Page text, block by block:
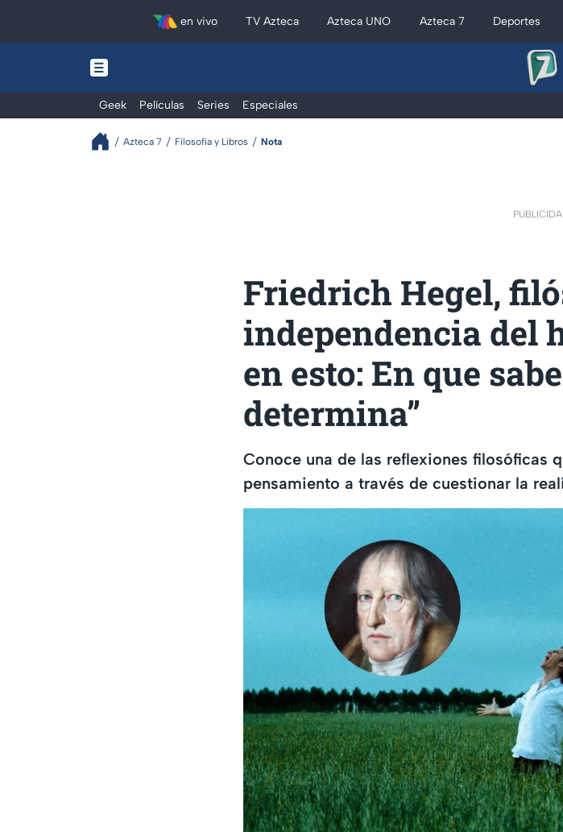
en vivo TV Azteca Azteca UNO Azteca 7 Deportes
Geek Películas Series Especiales
Azteca 7 Filosofía y Libros Nota
Friedrich Hegel,
independencia del
en esto: En que
determina”
Conoce una de las reflexiones filosóficas
pensamiento a través de cuestionar la